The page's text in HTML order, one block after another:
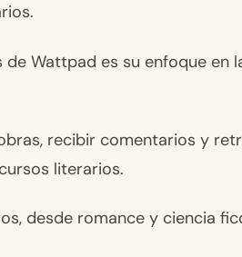
Wattpad es su enfoque en
recibir comentarios y
literarios.
desde romance y ciencia